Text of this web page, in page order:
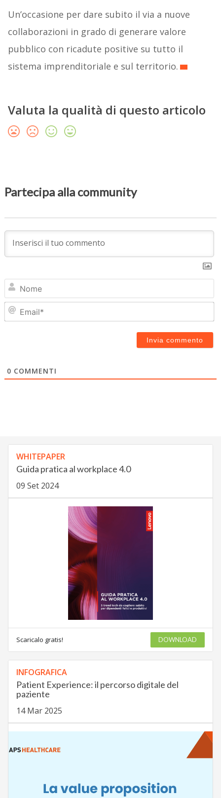
Un’occasione per dare subito il via a nuove
collaborazioni in grado di generare valore
pubblico con ricadute positive su tutto il
sistema imprenditoriale e sul territorio.
Valuta la qualità di questo articolo
Partecipa alla community
0 COMMENTI
WHITEPAPER
Guida pratica al workplace 4.0
09 Set 2024
Scaricalo gratis! DOWNLOAD
INFOGRAFICA
Patient Experience: il percorso digitale del
paziente
14 Mar 2025